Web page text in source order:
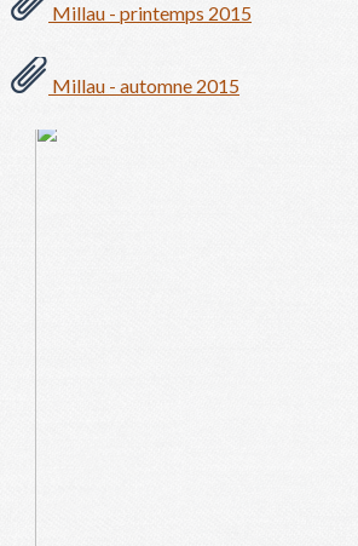
Millau - printemps 2015
Millau - automne 2015